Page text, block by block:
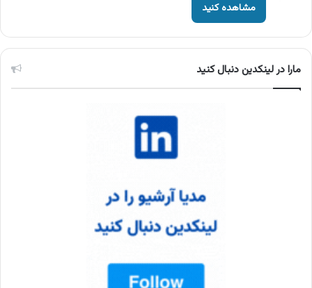
مشاهده کنید
مارا در لینکدین دنبال کنید